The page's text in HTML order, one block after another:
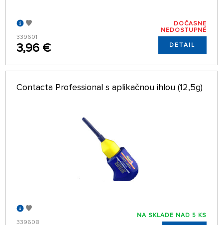
339601
3,96 €
DOČASNE
NEDOSTUPNÉ
DETAIL
Contacta Professional s aplikačnou ihlou (12,5g)
339608
NA SKLADE NAD 5 KS